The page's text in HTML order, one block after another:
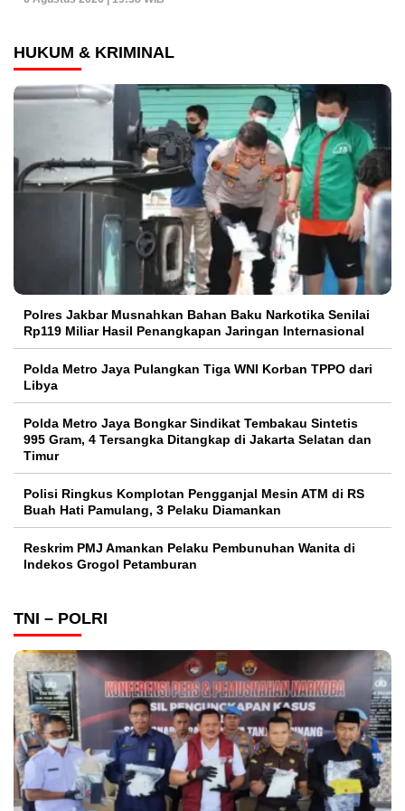
HUKUM & KRIMINAL
Polres Jakbar Musnahkan Bahan Baku Narkotika Senilai
Rp119 Miliar Hasil Penangkapan Jaringan Internasional
Polda Metro Jaya Pulangkan Tiga WNI Korban TPPO dari
Libya
Polda Metro Jaya Bongkar Sindikat Tembakau Sintetis
995 Gram, 4 Tersangka Ditangkap di Jakarta Selatan dan
Timur
Polisi Ringkus Komplotan Pengganjal Mesin ATM di RS
Buah Hati Pamulang, 3 Pelaku Diamankan
Reskrim PMJ Amankan Pelaku Pembunuhan Wanita di
Indekos Grogol Petamburan
TNI – POLRI